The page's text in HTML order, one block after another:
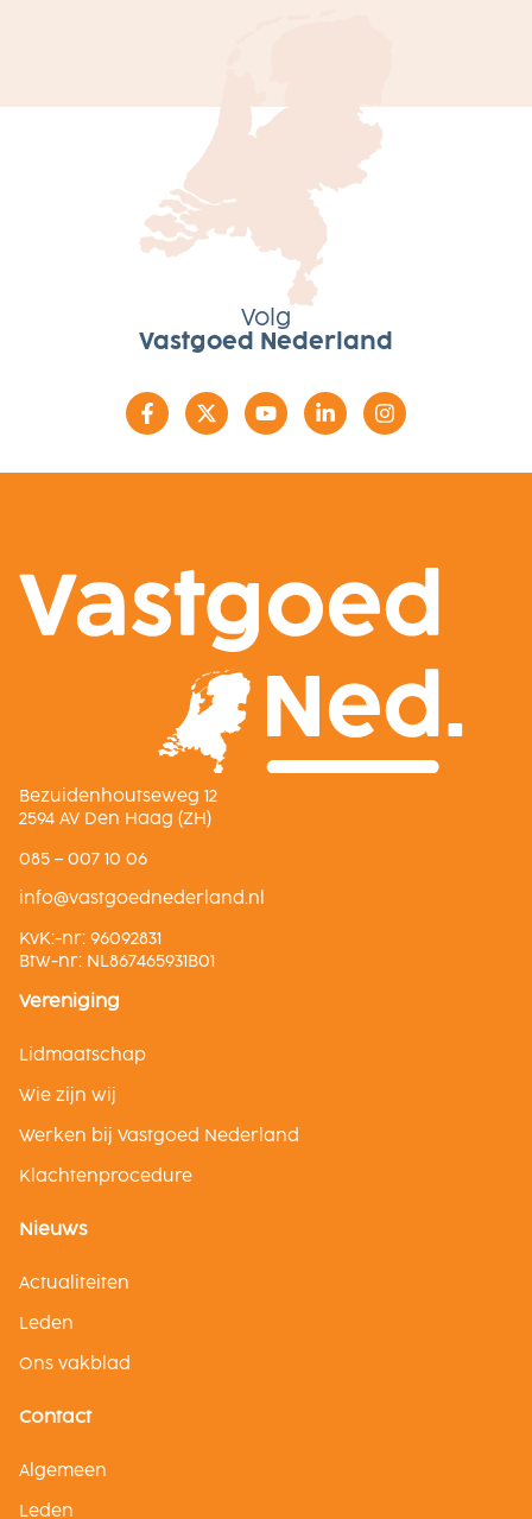
Volg
Vastgoed Nederland
Bezuidenhoutseweg 12
2594 AV Den Haag (ZH)
085 – 007 10 06
ln.dnalredendeogtsav@ofni
KvK:-nr: 96092831
Btw-nr: NL867465931B01
Vereniging
Lidmaatschap
Wie zijn wij
Werken bij Vastgoed Nederland
Klachtenprocedure
Nieuws
Actualiteiten
Leden
Ons vakblad
Contact
Algemeen
Leden